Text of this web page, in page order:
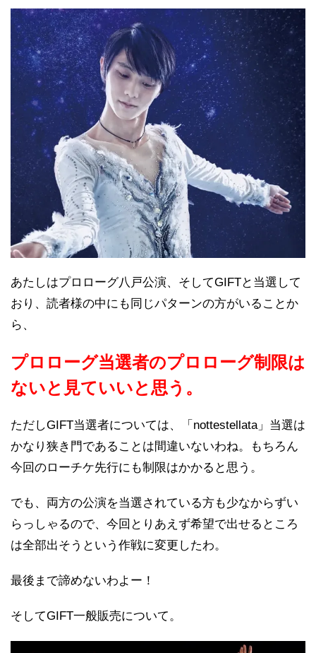
あたしはプロローグ八戸公演、そしてGIFTと当選して
おり、読者様の中にも同じパターンの方がいることか
ら、
プロローグ当選者のプロローグ制限は
ないと見ていいと思う。
ただしGIFT当選者については、「nottestellata」当選は
かなり狭き門であることは間違いないわね。もちろん
今回のローチケ先行にも制限はかかると思う。
でも、両方の公演を当選されている方も少なからずい
らっしゃるので、今回とりあえず希望で出せるところ
は全部出そうという作戦に変更したわ。
最後まで諦めないわよー！
そしてGIFT一般販売について。